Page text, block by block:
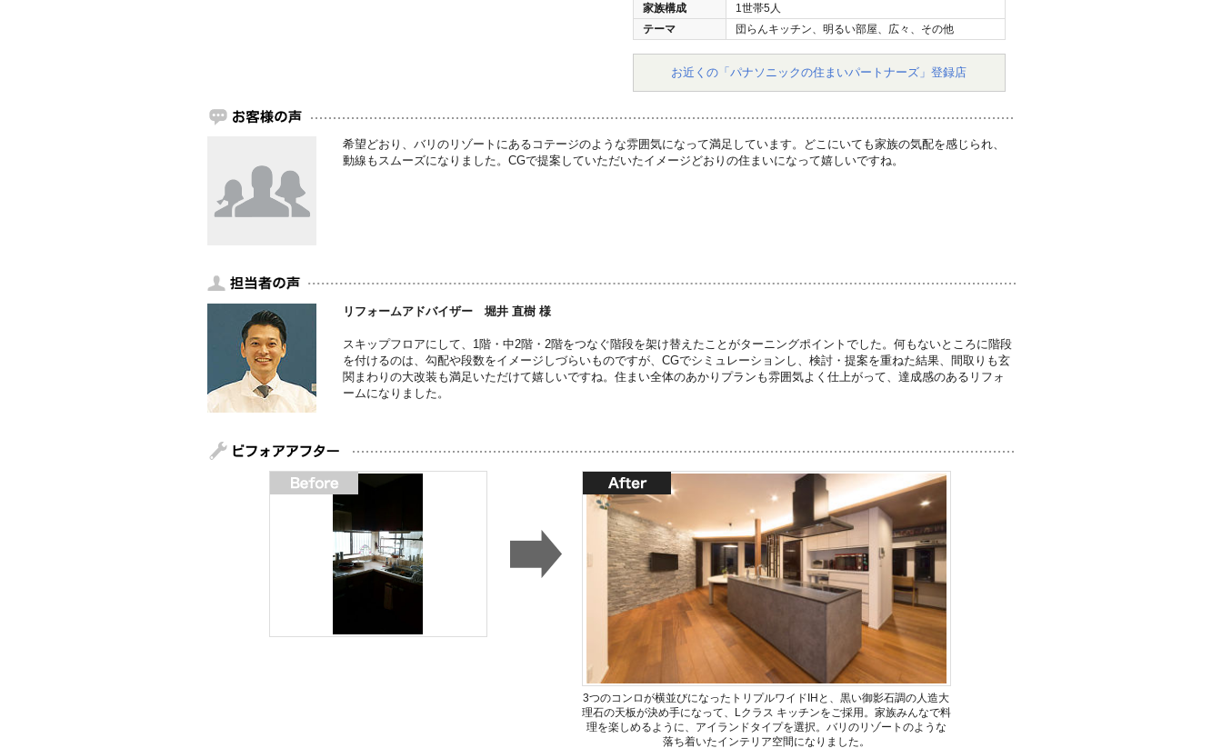
家族構成
1世帯5人
テーマ
団らんキッチン、明るい部屋、広々、その他
お近くの「パナソニックの住まいパートナーズ」登録店
希望どおり、バリのリゾートにあるコテージのような雰囲気になって満足しています。どこにいても家族の気配を感じられ、
動線もスムーズになりました。CGで提案していただいたイメージどおりの住まいになって嬉しいですね。
リフォームアドバイザー 堀井 直樹 様
スキップフロアにして、1階・中2階・2階をつなぐ階段を架け替えたことがターニングポイントでした。何もないところに階段
を付けるのは、勾配や段数をイメージしづらいものですが、CGでシミュレーションし、検討・提案を重ねた結果、間取りも玄
関まわりの大改装も満足いただけて嬉しいですね。住まい全体のあかりプランも雰囲気よく仕上がって、達成感のあるリフォ
ームになりました。
3つのコンロが横並びになったトリプルワイドIHと、黒い御影石調の人造大
理石の天板が決め手になって、Lクラス キッチンをご採用。家族みんなで料
理を楽しめるように、アイランドタイプを選択。バリのリゾートのような
落ち着いたインテリア空間になりました。